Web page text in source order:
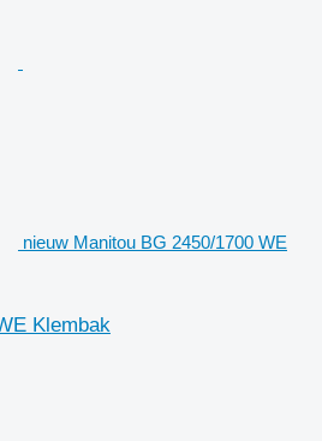
nieuw Manitou BG 2450/1700 WE
Klembak